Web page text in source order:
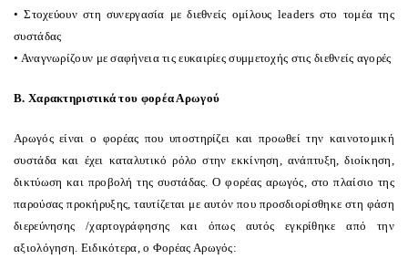
• Στοχεύουν στη συνεργασία με διεθνείς ομίλους leaders στο τομέα της
συστάδας
• Αναγνωρίζουν με σαφήνεια τις ευκαιρίες συμμετοχής στις διεθνείς αγορές
Β. Χαρακτηριστικά του φορέα Αρωγού
Αρωγός είναι ο φορέας που υποστηρίζει και προωθεί την καινοτομική
συστάδα και έχει καταλυτικό ρόλο στην εκκίνηση, ανάπτυξη, διοίκηση,
δικτύωση και προβολή της συστάδας. Ο φορέας αρωγός, στο πλαίσιο της
παρούσας προκήρυξης, ταυτίζεται με αυτόν που προσδιορίσθηκε στη φάση
διερεύνησης /χαρτογράφησης και όπως αυτός εγκρίθηκε από την
αξιολόγηση. Ειδικότερα, ο Φορέας Αρωγός: